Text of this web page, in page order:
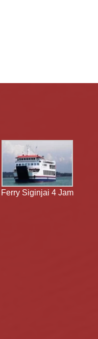
Ferry Siginjai 4 Jam